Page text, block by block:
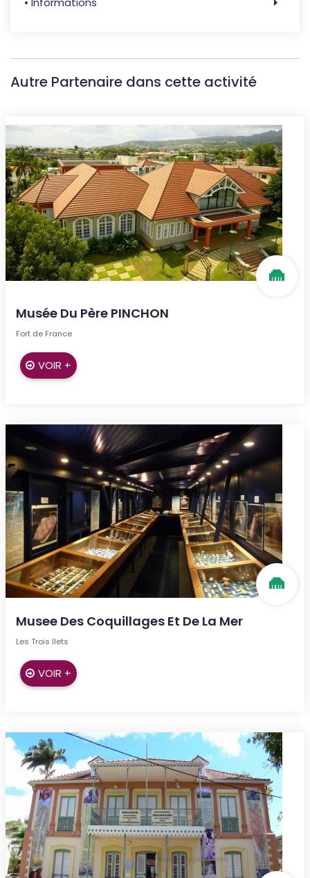
Autre Partenaire dans cette activité
Musée Du Père PINCHON
Fort de France
VOIR +
Musee Des Coquillages Et De La Mer
Les Trois îlets
VOIR +